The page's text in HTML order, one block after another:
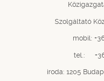
Szolgáltató
mobil:
tel.: +36
iroda: 1205